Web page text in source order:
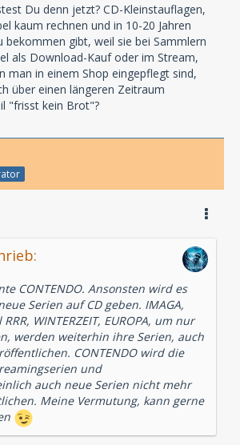
Du denn jetzt? CD-Kleinstauflagen,
kaum rechnen und in 10-20 Jahren
bekommen gibt, weil sie bei Sammlern
als Download-Kauf oder im Stream,
man in einem Shop eingepflegt sind,
über einen längeren Zeitraum
"frisst kein Brot"?
CONTENDO. Ansonsten wird es
Serien auf CD geben. IMAGA,
RRR, WINTERZEIT, EUROPA, um nur
werden weiterhin ihre Serien, auch
CONTENDO wird die
und
auch neue Serien nicht mehr
Meine Vermutung, kann gerne